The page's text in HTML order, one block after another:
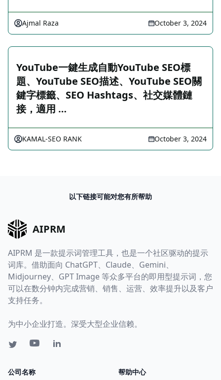
Ajmal Raza October 3, 2024
YouTube一鍵生成自動YouTube SEO標
題、YouTube SEO描述、YouTube SEO關
鍵字標籤、SEO Hashtags、社交媒體鏈
接，適用 …
KAMAL-SEO RANK October 3, 2024
以下链接可能对您有所帮助
AIPRM
AIPRM 是一款提示词管理工具，也是一个社区驱动的提示
词库。借助面向 ChatGPT、Claude、Gemini、
Midjourney、GPT Image 等众多平台的即用型提示词，您
可以在数分钟内完成营销、销售、运营、效率提升以及客户
支持任务。
为中小企业打造。深受大型企业信赖。
公司名称 帮助中心